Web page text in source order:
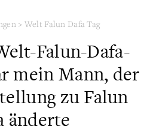
> Welt Falun Dafa Tag
Falun-Dafa-
mein Mann, der
zu Falun
änderte